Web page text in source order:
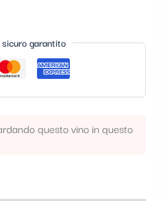
sicuro garantito
questo vino in questo